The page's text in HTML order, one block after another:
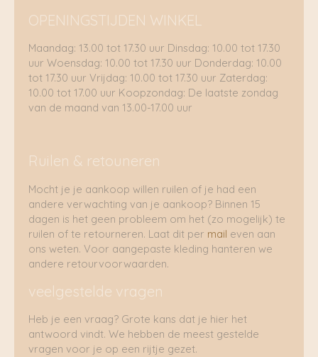
OPENINGSTIJDEN WINKEL
Maandag: 13.00 tot 17.30 uur Dinsdag: 10.00 tot 17.30
uur Woensdag: 10.00 tot 17.30 uur Donderdag: 10.00
tot 17.30 uur Vrijdag: 10.00 tot 17.30 uur Zaterdag:
10.00 tot 17.00 uur Koopzondag: De laatste zondag
van de maand van 13.00-17.00 uur
Ruilen & retouneren
Mocht je je aankoop willen ruilen of je had een
andere verwachting van je aankoop? Binnen 15
dagen is het geen probleem om het (zo mogelijk) te
ruilen of te retourneren. Laat dit per mail even aan
ons weten. Voor aangepaste kleding hanteren we
andere retourvoorwaarden.
veelgestelde vragen
Heb je een vraag? Grote kans dat je hier het
antwoord vindt. We hebben de meest gestelde
vragen voor je op een rijtje gezet.